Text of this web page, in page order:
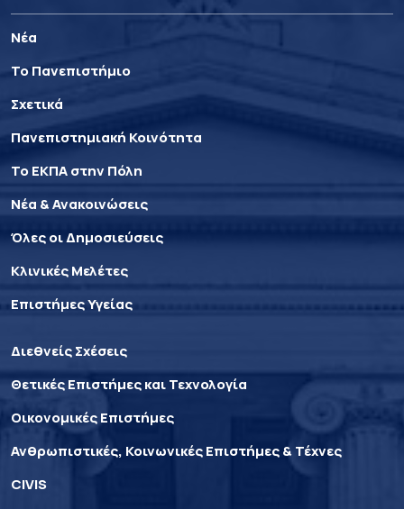
Νέα
Το Πανεπιστήμιο
Σχετικά
Πανεπιστημιακή Κοινότητα
Το ΕΚΠΑ στην Πόλη
Νέα & Ανακοινώσεις
Όλες οι Δημοσιεύσεις
Κλινικές Μελέτες
Επιστήμες Υγείας
Διεθνείς Σχέσεις
Θετικές Επιστήμες και Τεχνολογία
Οικονομικές Επιστήμες
Ανθρωπιστικές, Κοινωνικές Επιστήμες & Τέχνες
CIVIS